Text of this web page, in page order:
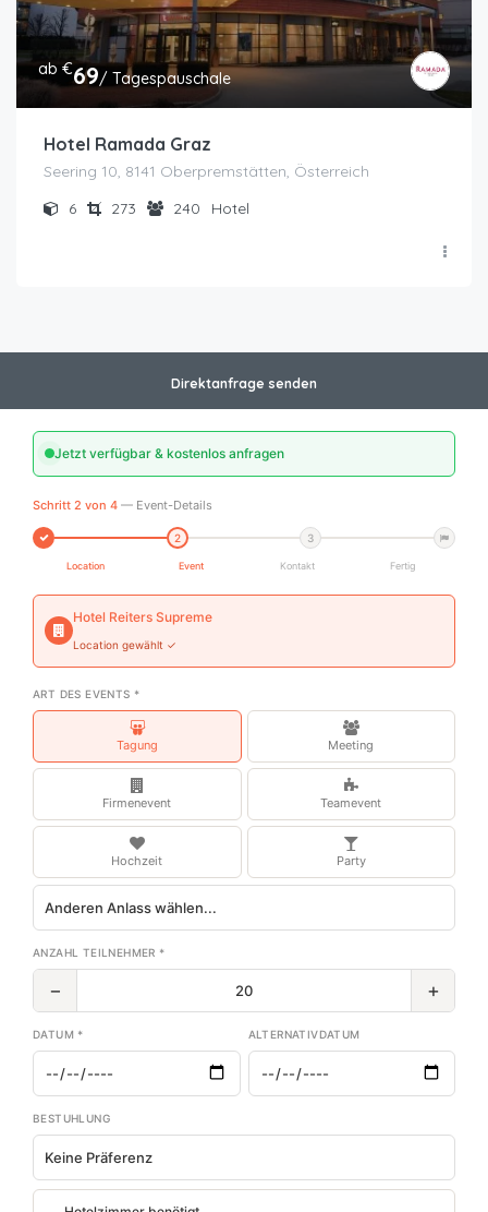
ab €69/ Tagespauschale
Hotel Ramada Graz
Seering 10, 8141 Oberpremstätten, Österreich
6
273 240 Hotel
Direktanfrage senden
Jetzt verfügbar & kostenlos anfragen
Schritt 2 von 4 — Event-Details
2 3
Location Event Kontakt Fertig
Hotel Reiters Supreme
Location gewählt ✓
ART DES EVENTS *
Tagung Meeting
Firmenevent Teamevent
Hochzeit Party
ANZAHL TEILNEHMER *
− +
DATUM * ALTERNATIVDATUM
BESTUHLUNG